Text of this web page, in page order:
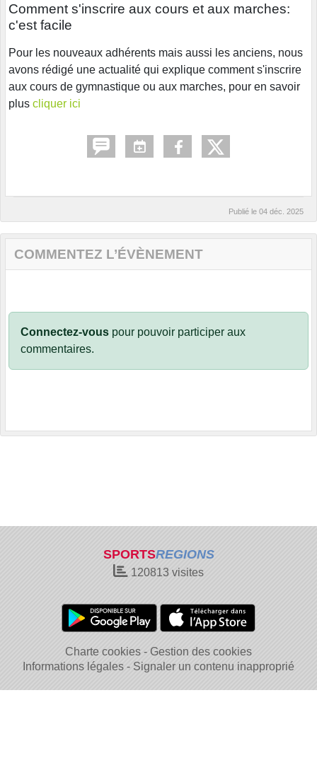
Comment s'inscrire aux cours et aux marches:
c'est facile
Pour les nouveaux adhérents mais aussi les anciens, nous
avons rédigé une actualité qui explique comment s'inscrire
aux cours de gymnastique ou aux marches, pour en savoir
plus cliquer ici
Publié le 04 déc. 2025
COMMENTEZ L’ÉVÈNEMENT
Connectez-vous pour pouvoir participer aux
commentaires.
SPORTSREGIONS
120813 visites
Charte cookies
Gestion des cookies
Informations légales
Signaler un contenu inapproprié